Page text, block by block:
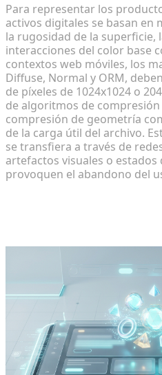
Para representar los
activos digitales se basan en
la rugosidad de la superficie,
interacciones del color base
contextos web móviles, los
Diffuse, Normal y ORM,
de píxeles de 1024x1024 o
de algoritmos de
compresión de geometría
de la carga útil del archivo.
se transfiera a través de
artefactos visuales o
provoquen el abandono del